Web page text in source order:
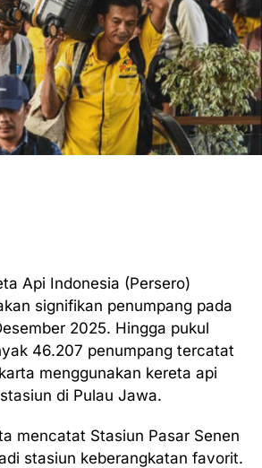
Api Indonesia (Persero)
signifikan penumpang pada
2025. Hingga pukul
46.207 penumpang tercatat
menggunakan kereta api
di Pulau Jawa.
mencatat Stasiun Pasar Senen
stasiun keberangkatan favorit.